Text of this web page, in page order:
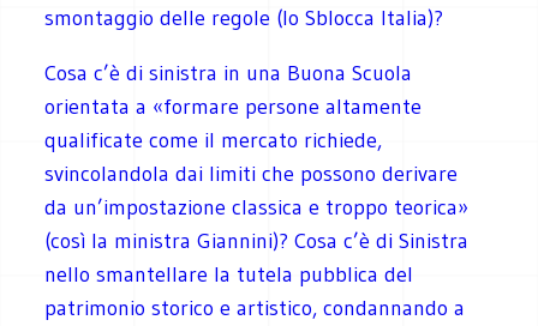
smontaggio delle regole (lo Sblocca Italia)?
Cosa c’è di sinistra in una Buona Scuola
orientata a «formare persone altamente
qualificate come il mercato richiede,
svincolandola dai limiti che possono derivare
da un’impostazione classica e troppo teorica»
(così la ministra Giannini)? Cosa c’è di Sinistra
nello smantellare la tutela pubblica del
patrimonio storico e artistico, condannando a